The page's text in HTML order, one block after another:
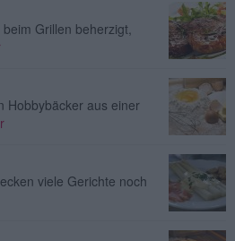
Grillen beherzigt,
Hobbybäcker aus einer
viele Gerichte noch